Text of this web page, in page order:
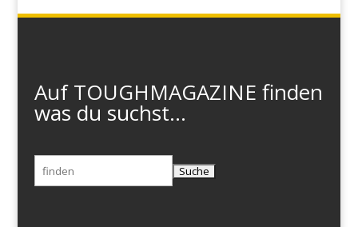
Auf TOUGHMAGAZINE finden
was du suchst...
Suchen
nach: